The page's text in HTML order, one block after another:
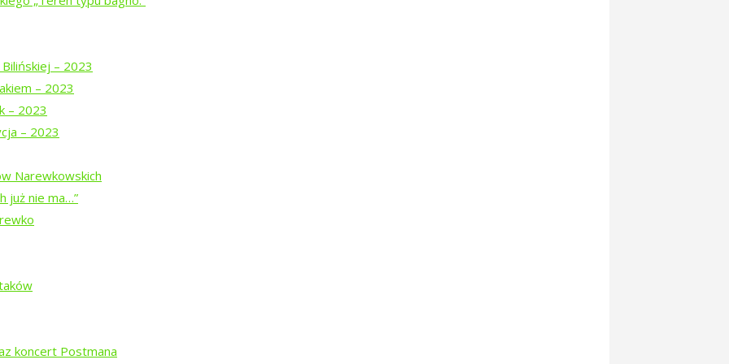
Bilińskiej – 2023
– 2023
– 2023
– 2023
Narewkowskich
już nie ma…”
koncert Postmana
Chodzonym
z pamięcią